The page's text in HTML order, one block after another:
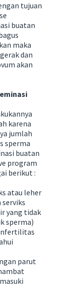
tujuan
buatan
maka
dan
akan
karena
jumlah
sperma
buatan
program
berikut :
atau leher
yang tidak
sperma)
parut